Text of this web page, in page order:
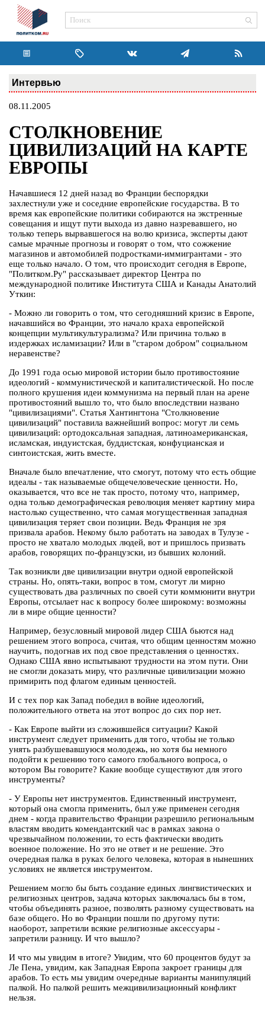
Интервью
08.11.2005
СТОЛКНОВЕНИЕ
ЦИВИЛИЗАЦИЙ НА КАРТЕ
ЕВРОПЫ
Начавшиеся 12 дней назад во Франции беспорядки
захлестнули уже и соседние европейские государства. В то
время как европейские политики собираются на экстренные
совещания и ищут пути выхода из давно назревавшего, но
только теперь вырвавшегося на волю кризиса, эксперты дают
самые мрачные прогнозы и говорят о том, что сожжение
магазинов и автомобилей подростками-иммигрантами - это
еще только начало. О том, что происходит сегодня в Европе,
"Политком.Ру" рассказывает директор Центра по
международной политике Института США и Канады Анатолий
Уткин:
- Можно ли говорить о том, что сегодняшний кризис в Европе,
начавшийся во Франции, это начало краха европейской
концепции мультикультурализма? Или причина только в
издержках исламизации? Или в "старом добром" социальном
неравенстве?
До 1991 года осью мировой истории было противостояние
идеологий - коммунистической и капиталистической. Но после
полного крушения идеи коммунизма на первый план на арене
противостояний вышло то, что было впоследствии названо
"цивилизациями". Статья Хантингтона "Столкновение
цивилизаций" поставила важнейший вопрос: могут ли семь
цивилизаций: ортодоксальная западная, латиноамериканская,
исламская, индуистская, буддистская, конфуцианская и
синтоистская, жить вместе.
Вначале было впечатление, что смогут, потому что есть общие
идеалы - так называемые общечеловеческие ценности. Но,
оказывается, что все не так просто, потому что, например,
одна только демографическая революция меняет картину мира
настолько существенно, что самая могущественная западная
цивилизация теряет свои позиции. Ведь Франция не зря
призвала арабов. Некому было работать на заводах в Тулузе -
просто не хватало молодых людей, вот и пришлось призвать
арабов, говорящих по-французски, из бывших колоний.
Так возникли две цивилизации внутри одной европейской
страны. Но, опять-таки, вопрос в том, смогут ли мирно
существовать два различных по своей сути коммюнити внутри
Европы, отсылает нас к вопросу более широкому: возможны
ли в мире общие ценности?
Например, безусловный мировой лидер США бьются над
решением этого вопроса, считая, что общим ценностям можно
научить, подогнав их под свое представления о ценностях.
Однако США явно испытывают трудности на этом пути. Они
не смогли доказать миру, что различные цивилизации можно
примирить под флагом единым ценностей.
И с тех пор как Запад победил в войне идеологий,
положительного ответа на этот вопрос до сих пор нет.
- Как Европе выйти из сложившейся ситуации? Какой
инструмент следует применить для того, чтобы не только
унять разбушевавшуюся молодежь, но хотя бы немного
подойти к решению того самого глобального вопроса, о
котором Вы говорите? Какие вообще существуют для этого
инструменты?
- У Европы нет инструментов. Единственный инструмент,
который она смогла применить, был уже применен сегодня
днем - когда правительство Франции разрешило региональным
властям вводить комендантский час в рамках закона о
чрезвычайном положении, то есть фактически вводить
военное положение. Но это не ответ и не решение. Это
очередная палка в руках белого человека, которая в нынешних
условиях не является инструментом.
Решением могло бы быть создание единых лингвистических и
религиозных центров, задача которых заключалась бы в том,
чтобы объединять разное, позволять разному существовать на
базе общего. Но во Франции пошли по другому пути:
наоборот, запретили всякие религиозные аксессуары -
запретили разницу. И что вышло?
И что мы увидим в итоге? Увидим, что 60 процентов будут за
Ле Пена, увидим, как Западная Европа закроет границы для
арабов. То есть мы увидим очередные варианты манипуляций
палкой. Но палкой решить межцивилизационный конфликт
нельзя.